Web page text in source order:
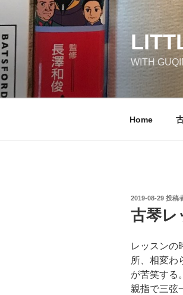
テ
ン
ツ
へ
ス
WITH
Home
投
日:
2019-08-29 投稿
古琴レ
レッスンの
所、相変わ
が苦笑する
親指で三弦